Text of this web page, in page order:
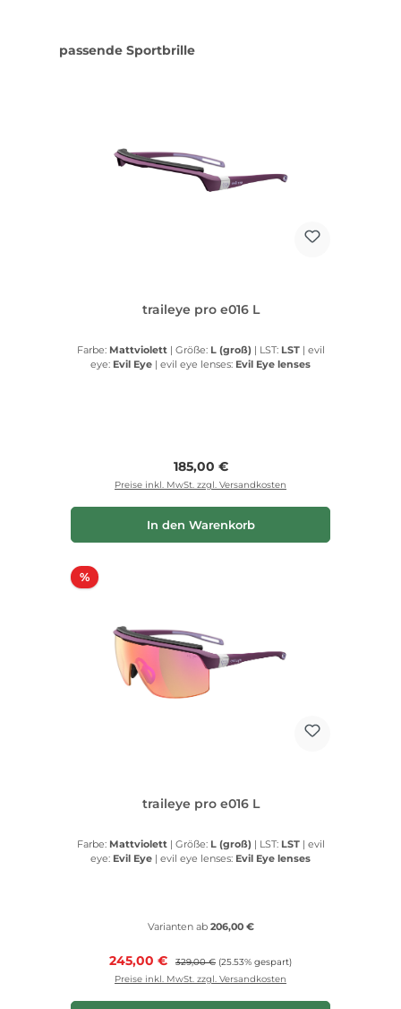
Produktgalerie überspringen
passende Sportbrille
traileye pro e016 L
Farbe: Mattviolett | Größe: L (groß) | LST: LST |
eye: Evil Eye | evil eye lenses: Evil Eye lenses
Regulärer Preis:
185,00 €
Preise inkl. MwSt. zzgl. Versandkosten
In den Warenkorb
%Rabatt
traileye pro e016 L
Farbe: Mattviolett | Größe: L (groß) | LST: LST |
eye: Evil Eye | evil eye lenses: Evil Eye lenses
Varianten ab206,00 €
Verkaufspreis:
245,00 € Regulärer Preis:
329,00 € (25.53% gespart)
Preise inkl. MwSt. zzgl. Versandkosten